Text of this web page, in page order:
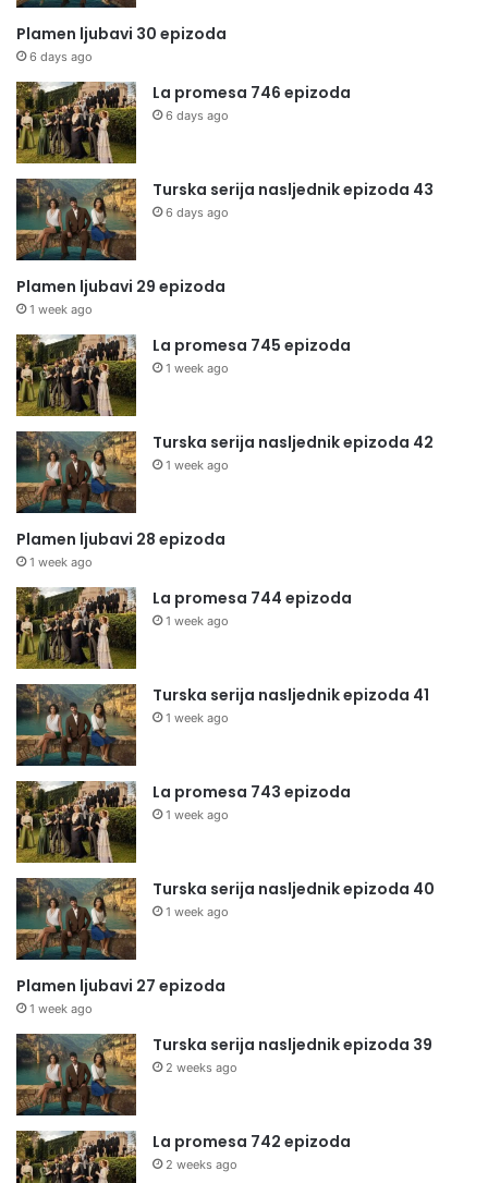
Plamen ljubavi 30 epizoda
6 days ago
La promesa 746 epizoda
6 days ago
Turska serija nasljednik epizoda 43
6 days ago
Plamen ljubavi 29 epizoda
1 week ago
La promesa 745 epizoda
1 week ago
Turska serija nasljednik epizoda 42
1 week ago
Plamen ljubavi 28 epizoda
1 week ago
La promesa 744 epizoda
1 week ago
Turska serija nasljednik epizoda 41
1 week ago
La promesa 743 epizoda
1 week ago
Turska serija nasljednik epizoda 40
1 week ago
Plamen ljubavi 27 epizoda
1 week ago
Turska serija nasljednik epizoda 39
2 weeks ago
La promesa 742 epizoda
2 weeks ago